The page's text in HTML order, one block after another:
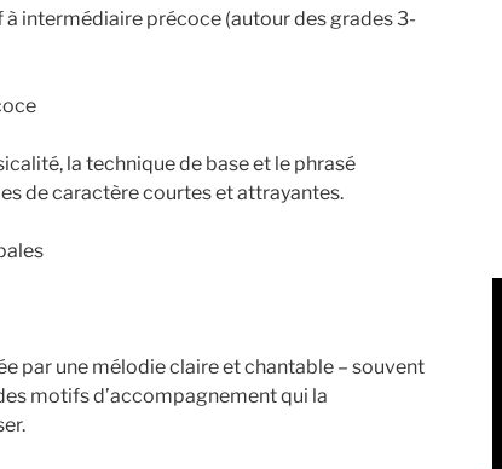
à intermédiaire précoce (autour des grades 3-
la technique de base et le phrasé
de caractère courtes et attrayantes.
par une mélodie claire et chantable – souvent
motifs d’accompagnement qui la